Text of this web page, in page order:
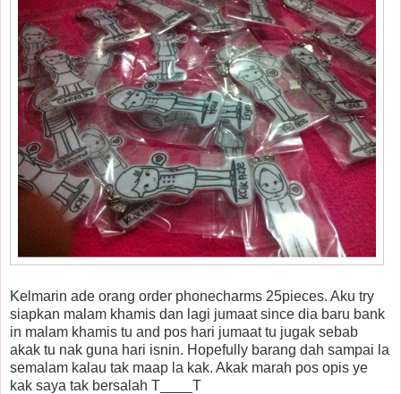
Kelmarin ade orang order phonecharms 25pieces. Aku try
siapkan malam khamis dan lagi jumaat since dia baru bank
in malam khamis tu and pos hari jumaat tu jugak sebab
akak tu nak guna hari isnin. Hopefully barang dah sampai la
semalam kalau tak maap la kak. Akak marah pos opis ye
kak saya tak bersalah T____T